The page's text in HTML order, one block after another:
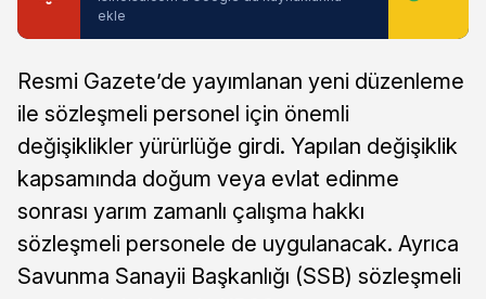
ekle
Resmi Gazete’de yayımlanan yeni düzenleme
ile sözleşmeli personel için önemli
değişiklikler yürürlüğe girdi. Yapılan değişiklik
kapsamında doğum veya evlat edinme
sonrası yarım zamanlı çalışma hakkı
sözleşmeli personele de uygulanacak. Ayrıca
Savunma Sanayii Başkanlığı (SSB) sözleşmeli